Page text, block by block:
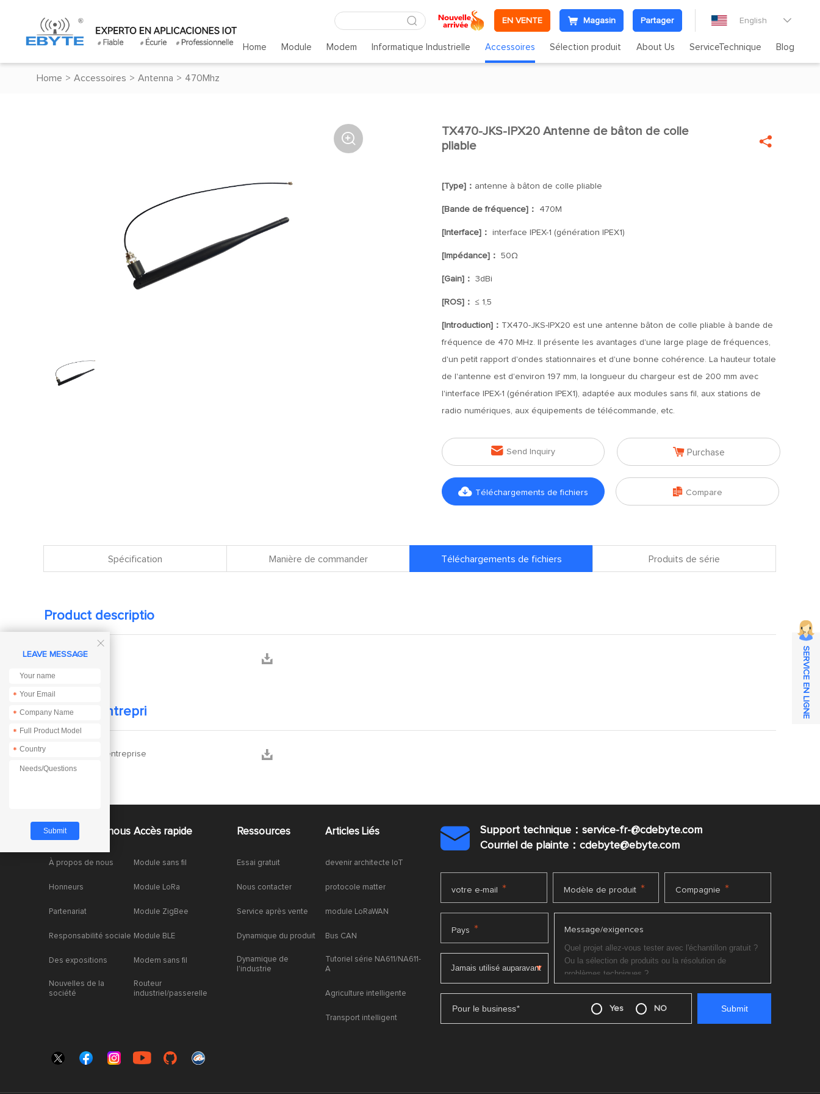
EN VENTE Magasin Partager English 
Home Module Modem Informatique Industrielle Accessoires Sélection produit About Us ServiceTechnique Blog
Home > Accessoires > Antenna > 470Mhz

TX470-JKS-IPX20 Antenne de bâton de colle
pliable

[Type]： antenne à bâton de colle pliable
[Bande de fréquence]： 470M
[Interface]： interface IPEX-1 (génération IPEX1)
[Impédance]： 50Ω
[Gain]： 3dBi
[ROS]： ≤ 1,5
[Introduction]： TX470-JKS-IPX20 est une antenne bâton de colle pliable à bande de
fréquence de 470 MHz. Il présente les avantages d'une large plage de fréquences,
d'un petit rapport d'ondes stationnaires et d'une bonne cohérence. La hauteur totale
de l'antenne est d'environ 197 mm, la longueur du chargeur est de 200 mm avec
l'interface IPEX-1 (génération IPEX1), adaptée aux modules sans fil, aux stations de
radio numériques, aux équipements de télécommande, etc.
 Send Inquiry  Purchase
 Téléchargements de fichiers  Compare
Spécification Manière de commander Téléchargements de fichiers Produits de série
Product descriptio
 Mannual 
Profil de entrepri
 Profil de l'entreprise 
À propos de nous
À propos de nous
Honneurs
Partenariat
Responsabilité sociale
Des expositions
Nouvelles de la
société
Accès rapide
Module sans fil
Module LoRa
Module ZigBee
Module BLE
Modem sans fil
Routeur
industriel/passerelle
Ressources
Essai gratuit
Nous contacter
Service après vente
Dynamique du produit
Dynamique de
l'industrie
Articles Liés
devenir architecte IoT
protocole matter
module LoRaWAN
Bus CAN
Tutoriel série NA611/NA611-
A
Agriculture intelligente
Transport intelligent

Support technique：service-fr-@cdebyte.com
Courriel de plainte：cdebyte@ebyte.com
votre e-mail * Modèle de produit * Compagnie *
Pays * Message/exigences
Pour le business* Yes NO

LEAVE MESSAGE
*
*
*
*
SERVICE EN LIGNE